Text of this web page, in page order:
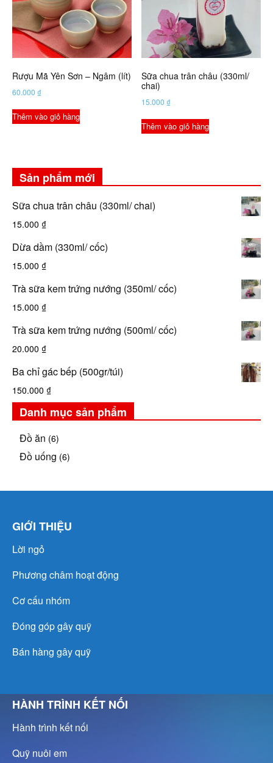
Rượu Mã Yên Sơn – Ngâm (lít)
60.000 ₫
Thêm vào giỏ hàng
Sữa chua trân châu (330ml/
chai)
15.000₫
Thêm vào giỏ hàng
Sản phẩm mới
Sữa chua trân châu (330ml/ chai)
15.000 ₫
Dừa dầm (330ml/ cốc)
15.000 ₫
Trà sữa kem trứng nướng (350ml/ cốc)
15.000 ₫
Trà sữa kem trứng nướng (500ml/ cốc)
20.000 ₫
Ba chỉ gác bếp (500gr/túi)
150.000 ₫
Danh mục sản phẩm
Đồ ăn (6)
Đồ uống (6)
GIỚI THIỆU
Lời ngỏ
Phương châm hoạt động
Cơ cấu nhóm
Đóng góp gây quỹ
Bán hàng gây quỹ
HÀNH TRÌNH KẾT NỐI
Hành trình kết nối
Quỹ nuôi em